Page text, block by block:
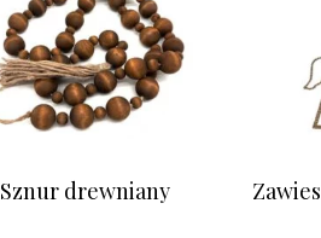
Sznur drewniany